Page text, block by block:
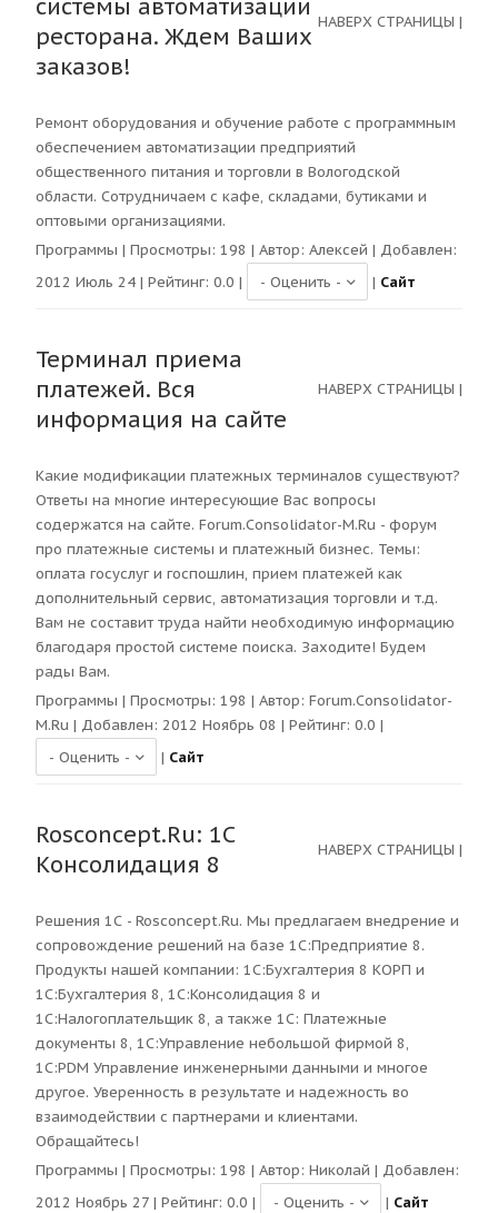
системы автоматизации
ресторана. Ждем Ваших
заказов!
НАВЕРХ СТРАНИЦЫ |
Ремонт оборудования и обучение работе с программным
обеспечением автоматизации предприятий
общественного питания и торговли в Вологодской
области. Сотрудничаем с кафе, складами, бутиками и
оптовыми организациями.
Программы | Просмотры: 198 | Автор: Алексей | Добавлен:
2012 Июль 24 | Рейтинг: 0.0 | | Сайт
Терминал приема
платежей. Вся
информация на сайте
НАВЕРХ СТРАНИЦЫ |
Какие модификации платежных терминалов существуют?
Ответы на многие интересующие Вас вопросы
содержатся на сайте. Forum.Consolidator-M.Ru - форум
про платежные системы и платежный бизнес. Темы:
оплата госуслуг и госпошлин, прием платежей как
дополнительный сервис, автоматизация торговли и т.д.
Вам не составит труда найти необходимую информацию
благодаря простой системе поиска. Заходите! Будем
рады Вам.
Программы | Просмотры: 198 | Автор: Forum.Consolidator-
M.Ru | Добавлен: 2012 Ноябрь 08 | Рейтинг: 0.0 |
| Сайт
Rosconcept.Ru: 1C
Консолидация 8
НАВЕРХ СТРАНИЦЫ |
Решения 1С - Rosconcept.Ru. Мы предлагаем внедрение и
сопровождение решений на базе 1С:Предприятие 8.
Продукты нашей компании: 1С:Бухгалтерия 8 КОРП и
1С:Бухгалтерия 8, 1С:Консолидация 8 и
1С:Налогоплательщик 8, а также 1С: Платежные
документы 8, 1С:Управление небольшой фирмой 8,
1С:PDM Управление инженерными данными и многое
другое. Уверенность в результате и надежность во
взаимодействии с партнерами и клиентами.
Обращайтесь!
Программы | Просмотры: 198 | Автор: Николай | Добавлен:
2012 Ноябрь 27 | Рейтинг: 0.0 | | Сайт